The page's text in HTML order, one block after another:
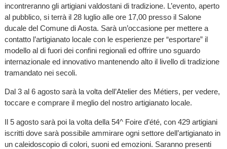
incontreranno gli artigiani valdostani di tradizione. L’evento, aperto
al pubblico, si terrà il 28 luglio alle ore 17,00 presso il Salone
ducale del Comune di Aosta. Sarà un’occasione per mettere a
contatto l’artigianato locale con le esperienze per “esportare” il
modello al di fuori dei confini regionali ed offrire uno sguardo
internazionale ed innovativo mantenendo alto il livello di tradizione
tramandato nei secoli.
Dal 3 al 6 agosto sarà la volta dell’Atelier des Métiers, per vedere,
toccare e comprare il meglio del nostro artigianato locale.
Il 5 agosto sarà poi la volta della 54^ Foire d’été, con 429 artigiani
iscritti dove sarà possibile ammirare ogni settore dell’artigianato in
un caleidoscopio di colori, suoni ed emozioni. Saranno presenti